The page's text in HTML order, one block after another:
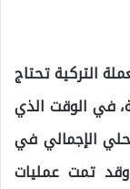
التركية تحتاج
في الوقت الذي
الإجمالي في
من عام 2021 عند 7.4%، وقد تمت عمليات